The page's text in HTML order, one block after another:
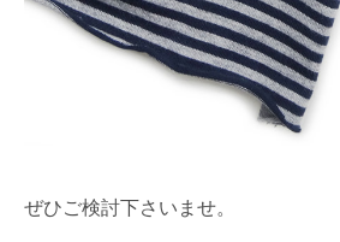
ぜひご検討下さいませ。